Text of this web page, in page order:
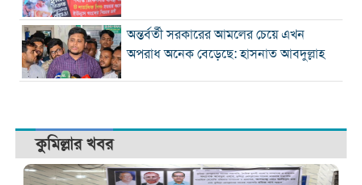
অন্তর্বর্তী সরকারের আমলের চেয়ে এখন
অপরাধ অনেক বেড়েছে: হাসনাত আবদুল্লাহ
কুমিল্লার খবর